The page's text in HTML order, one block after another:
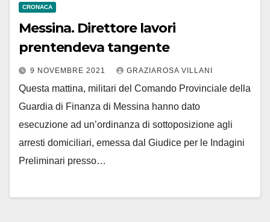
CRONACA
Messina. Direttore lavori
prentendeva tangente
9 NOVEMBRE 2021 GRAZIAROSA VILLANI
Questa mattina, militari del Comando Provinciale della
Guardia di Finanza di Messina hanno dato
esecuzione ad un’ordinanza di sottoposizione agli
arresti domiciliari, emessa dal Giudice per le Indagini
Preliminari presso…